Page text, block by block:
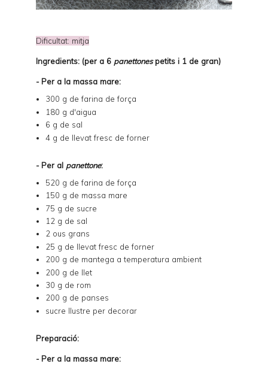
Dificultat: mitja
Ingredients: (per a 6 panettonespetits i 1 de gran)
- Per a la massa mare:
300 g de farina de força
180 g d'aigua
6 g de sal
4 g de llevat fresc de forner
- Per al panettone:
520 g de farina de força
150 g de massa mare
75 g de sucre
12 g de sal
2 ous grans
25 g de llevat fresc de forner
200 g de mantega a temperatura ambient
200 g de llet
30 g de rom
200 g de panses
sucre llustre per decorar
Preparació:
- Per a la massa mare: